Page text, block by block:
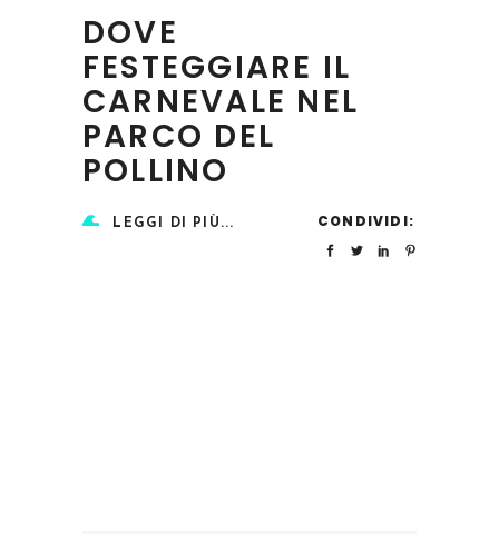
DOVE
FESTEGGIARE IL
CARNEVALE NEL
PARCO DEL
POLLINO
LEGGI DI PIÙ... CONDIVIDI: